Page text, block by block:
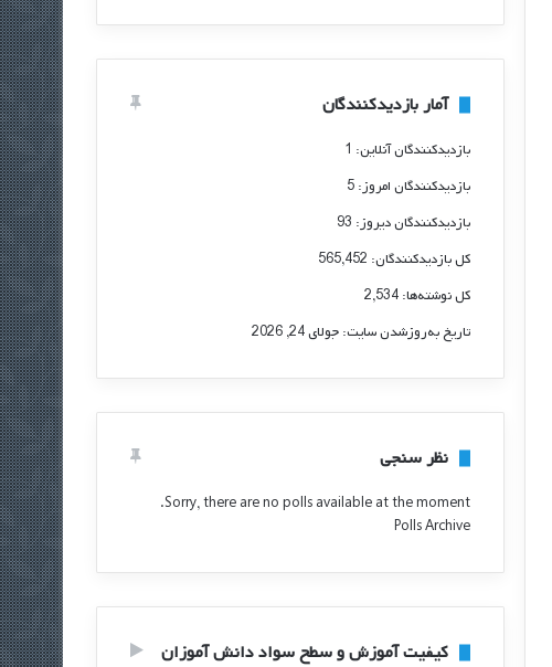
آمار بازدیدکنندگان
بازدیدکنندگان آنلاین: 1
بازدیدکنندگان امروز:5
بازدیدکنندگان دیروز: 93
کل بازدیدکنند‌گان: 565,452
کل نوشته‌ها:2,534
تاریخ به‌روزشدن سایت:جولای 24, 2026
نظر سنجی
Sorry, there are no polls available at the moment.
Polls Archive
کیفیت آموزش و سطح سواد دانش آموزان